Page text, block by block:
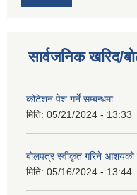
सार्वजनिक खरिद/
कोटेशन पेश गर्ने सम्बन्धमा
मिति: 05/21/2024 - 13:33
बोलपत्र स्वीकृत गरिने आशयको
मिति: 05/16/2024 - 13:44